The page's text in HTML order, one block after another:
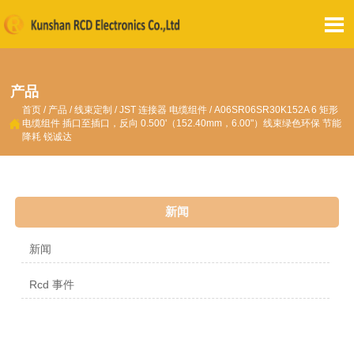

产品

首页 / 产品 /线束定制 /JST 连接器 电缆组件 /A06SR06SR30K152A 6 矩形
电缆组件 插口至插口，反向 0.500'（152.40mm，6.00"）线束绿色环保 节能
降耗 锐诚达
新闻
新闻
Rcd 事件